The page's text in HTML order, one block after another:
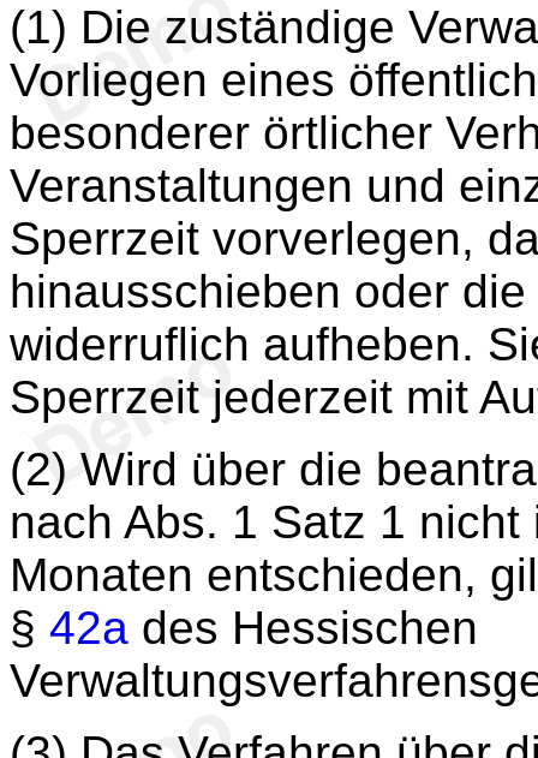
(1) Die zuständige
Vorliegen eines
besonderer örtlicher
Veranstaltungen und
Sperrzeit vorverlegen,
hinausschieben oder
widerruflich aufheben.
Sperrzeit jederzeit mit
(2) Wird über die
nach Abs. 1 Satz 1
Monaten entschieden,
§ 42a des Hessischen